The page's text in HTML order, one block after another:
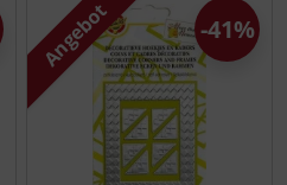
Angebot -41%